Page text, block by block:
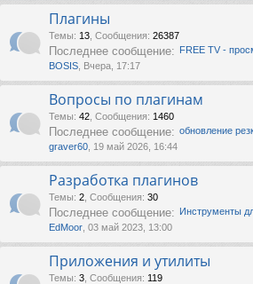
и
Плагины
Темы: 13 Сообщения: 26387
Последнее сообщение: FREE TV -
BOSIS , Вчера, 17:17
Вопросы по плагинам
Темы: 42 Сообщения: 1460
Последнее сообщение: обновление
graver60 , 19 май 2026, 16:44
Разработка плагинов
Темы: 2 Сообщения: 30
Последнее сообщение: Инструменты
EdMoor , 03 май 2023, 13:00
Приложения и утилиты
Темы: 3 Сообщения: 119